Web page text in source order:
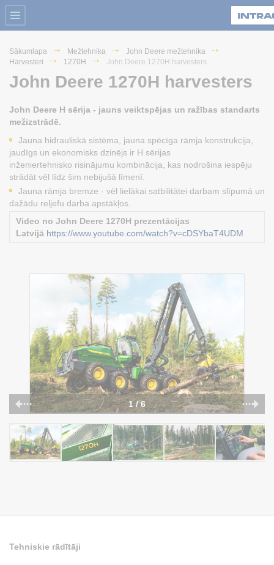
Sākumlapa Mežtehnika
John Deere mežtehnika
Harvesteri
1270H John Deere 1270H harvesters
John Deere 1270H harvesters
John Deere H sērija - jauns veiktspējas un ražības standarts
mežizstrādē.
Jauna hidrauliskā sistēma, jauna spēcīga rāmja konstrukcija,
jaudīgs un ekonomisks dzinējs ir H sērijas
inženiertehnisko risinājumu kombinācija, kas nodrošina iespēju
strādāt vēl līdz šim nebijušā līmenī.
Jauna rāmja bremze - vēl lielākai satbilitātei darbam slīpumā un
dažādu reljefu darba apstākļos.
Video no John Deere 1270H prezentācijas
Latvijā https://www.youtube.com/watch?v=cDSYbaT4UDM
1 / 6
Tehniskie rādītāji